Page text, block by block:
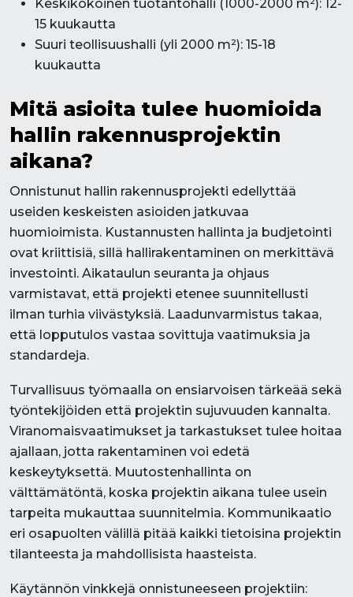
Keskikokoinen tuotantohalli (1000-2000 m²): 12-
15 kuukautta
Suuri teollisuushalli (yli 2000 m²): 15-18
kuukautta
Mitä asioita tulee huomioida
hallin rakennusprojektin
aikana?
Onnistunut hallin rakennusprojekti edellyttää
useiden keskeisten asioiden jatkuvaa
huomioimista. Kustannusten hallinta ja budjetointi
ovat kriittisiä, sillä hallirakentaminen on merkittävä
investointi. Aikataulun seuranta ja ohjaus
varmistavat, että projekti etenee suunnitellusti
ilman turhia viivästyksiä. Laadunvarmistus takaa,
että lopputulos vastaa sovittuja vaatimuksia ja
standardeja.
Turvallisuus työmaalla on ensiarvoisen tärkeää sekä
työntekijöiden että projektin sujuvuuden kannalta.
Viranomaisvaatimukset ja tarkastukset tulee hoitaa
ajallaan, jotta rakentaminen voi edetä
keskeytyksettä. Muutostenhallinta on
välttämätöntä, koska projektin aikana tulee usein
tarpeita mukauttaa suunnitelmia. Kommunikaatio
eri osapuolten välillä pitää kaikki tietoisina projektin
tilanteesta ja mahdollisista haasteista.
Käytännön vinkkejä onnistuneeseen projektiin: